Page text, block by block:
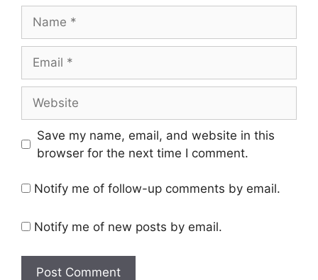
Save my name, email, and website in this
browser for the next time I comment.
Notify me of follow-up comments by email.
Notify me of new posts by email.